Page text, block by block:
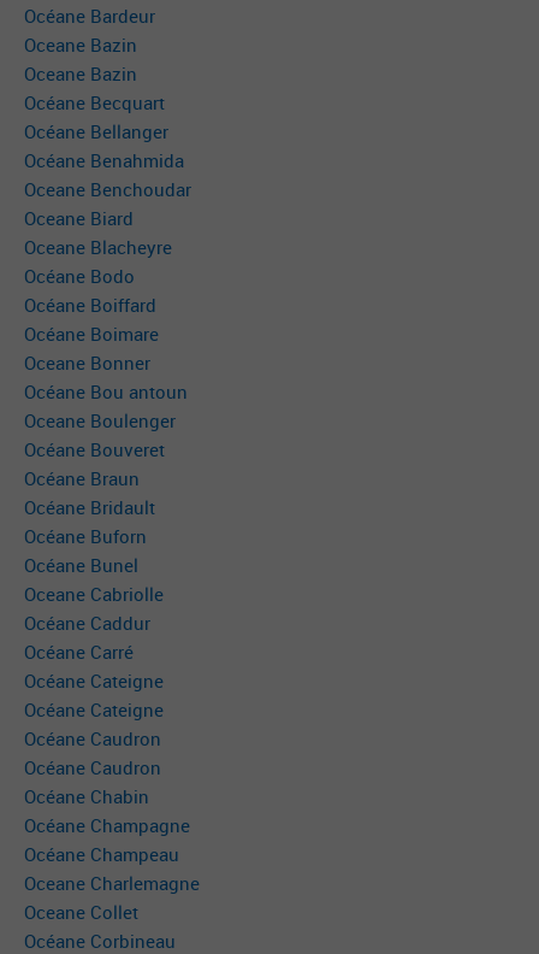
Océane Bardeur
Oceane Bazin
Oceane Bazin
Océane Becquart
Océane Bellanger
Océane Benahmida
Oceane Benchoudar
Oceane Biard
Oceane Blacheyre
Océane Bodo
Océane Boiffard
Océane Boimare
Oceane Bonner
Océane Bou antoun
Oceane Boulenger
Océane Bouveret
Océane Braun
Océane Bridault
Océane Buforn
Océane Bunel
Oceane Cabriolle
Océane Caddur
Océane Carré
Océane Cateigne
Océane Cateigne
Océane Caudron
Océane Caudron
Océane Chabin
Océane Champagne
Océane Champeau
Oceane Charlemagne
Oceane Collet
Océane Corbineau